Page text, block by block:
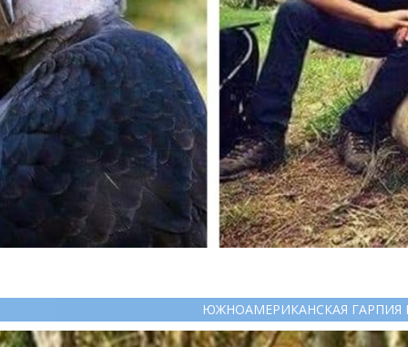
ЮЖНОАМЕРИКАНСКАЯ ГАРПИЯ